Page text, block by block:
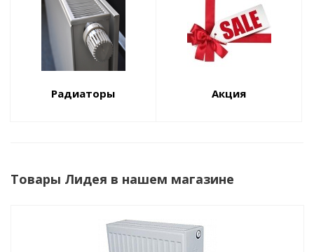
Радиаторы Акция
Товары Лидея в нашем магазине